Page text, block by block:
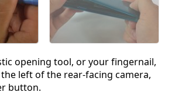
opening tool, or your fingernail,
left of the rear-facing camera,
button.